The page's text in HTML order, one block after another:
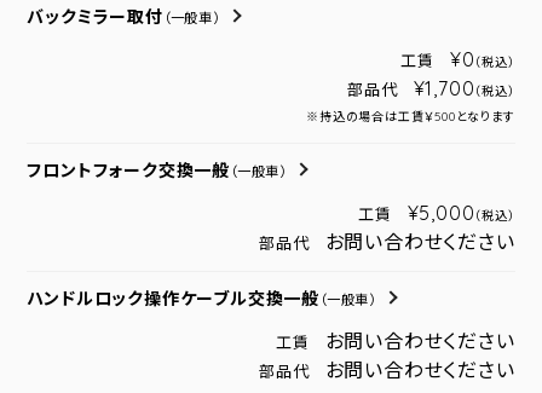
バックミラー取付 （一般車）
工賃 ¥0 （税込）
部品代 ¥1,700 （税込）
※持込の場合は工賃￥500となります
フロントフォーク交換一般 （一般車）
工賃 ¥5,000 （税込）
部品代 お問い合わせください
ハンドルロック操作ケーブル交換一般 （一般車）
工賃 お問い合わせください
部品代 お問い合わせください